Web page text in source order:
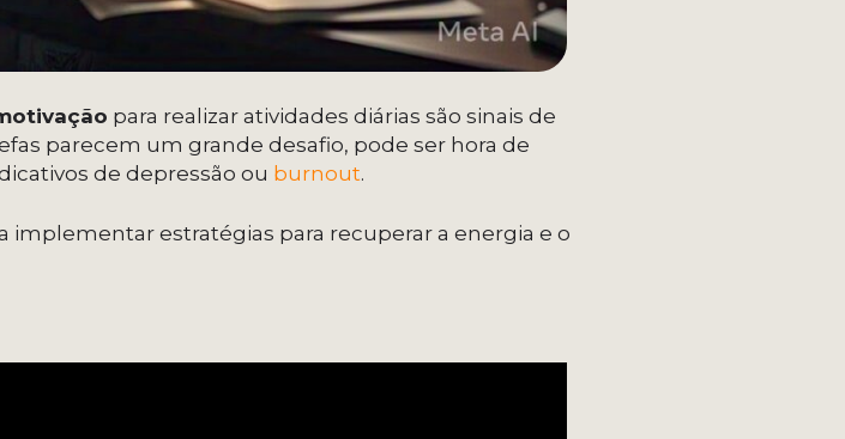
para realizar atividades diárias são sinais de
parecem um grande desafio, pode ser hora de
de depressão ou burnout.
implementar estratégias para recuperar a energia e o